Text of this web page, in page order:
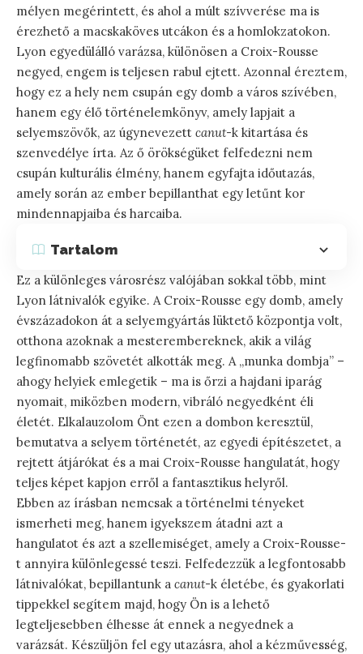
mélyen megérintett, és ahol a múlt szívverése ma is
érezhető a macskaköves utcákon és a homlokzatokon.
Lyon egyedülálló varázsa, különösen a Croix-Rousse
negyed, engem is teljesen rabul ejtett. Azonnal éreztem,
hogy ez a hely nem csupán egy domb a város szívében,
hanem egy élő történelemkönyv, amely lapjait a
selyemszövők, az úgynevezett canut-k kitartása és
szenvedélye írta. Az ő örökségüket felfedezni nem
csupán kulturális élmény, hanem egyfajta időutazás,
amely során az ember bepillanthat egy letűnt kor
mindennapjaiba és harcaiba.
Tartalom
Ez a különleges városrész valójában sokkal több, mint
Lyon látnivalók egyike. A Croix-Rousse egy domb, amely
évszázadokon át a selyemgyártás lüktető központja volt,
otthona azoknak a mesterembereknek, akik a világ
legfinomabb szövetét alkották meg. A „munka dombja” –
ahogy helyiek emlegetik – ma is őrzi a hajdani iparág
nyomait, miközben modern, vibráló negyedként éli
életét. Elkalauzolom Önt ezen a dombon keresztül,
bemutatva a selyem történetét, az egyedi építészetet, a
rejtett átjárókat és a mai Croix-Rousse hangulatát, hogy
teljes képet kapjon erről a fantasztikus helyről.
Ebben az írásban nemcsak a történelmi tényeket
ismerheti meg, hanem igyekszem átadni azt a
hangulatot és azt a szellemiséget, amely a Croix-Rousse-
t annyira különlegessé teszi. Felfedezzük a legfontosabb
látnivalókat, bepillantunk a canut-k életébe, és gyakorlati
tippekkel segítem majd, hogy Ön is a lehető
legteljesebben élhesse át ennek a negyednek a
varázsát. Készüljön fel egy utazásra, ahol a kézművesség,